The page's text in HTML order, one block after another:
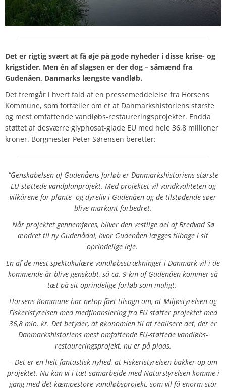
Det er rigtig svært at få øje på gode nyheder i disse krise- og
krigstider. Men én af slagsen er der dog – såmænd fra
Gudenåen, Danmarks længste vandløb.
Det fremgår i hvert fald af en pressemeddelelse fra Horsens
Kommune, som fortæller om et af Danmarkshistoriens største
og mest omfattende vandløbs-restaureringsprojekter. Endda
støttet af desværre glyphosat-glade EU med hele 36,8 millioner
kroner. Borgmester Peter Sørensen beretter:
“Genskabelsen af Gudenåens forløb er Danmarkshistoriens største
EU-støttede vandplanprojekt. Med projektet vil vandkvaliteten og
vilkårene for plante- og dyreliv i Gudenåen og de tilstødende søer
blive markant forbedret.
Når projektet gennemføres, bliver den vestlige del af Bredvad Sø
ændret til ny Gudenådal, hvor Gudenåen lægges tilbage i sit
oprindelige leje.
En af de mest spektakulære vandløbsstrækninger i Danmark vil i de
kommende år blive genskabt, så ca. 9 km af Gudenåen kommer så
tæt på sit oprindelige forløb som muligt.
Horsens Kommune har netop fået tilsagn om, at Miljøstyrelsen og
Fiskeristyrelsen med medfinansiering fra EU støtter projektet med
36,8 mio. kr. Det betyder, at økonomien til at realisere det, der er
Danmarkshistoriens mest omfattende EU-støttede vandløbs-
restaureringsprojekt, nu er på plads.
– Det er en helt fantastisk nyhed, at Fiskeristyrelsen bakker op om
projektet. Nu kan vi i tæt samarbejde med Naturstyrelsen komme i
gang med det kæmpestore vandløbsprojekt, som vil få enorm stor